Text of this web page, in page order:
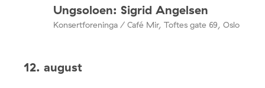
Ungsoloen: Sigrid Angelsen
Konsertforeninga / Café Mir, Toftes gate 69, Oslo
12. august